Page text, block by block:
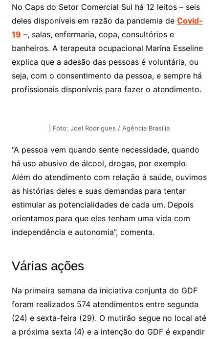
No Caps do Setor Comercial Sul há 12 leitos – seis
deles disponíveis em razão da pandemia de Covid-
19 –, salas, enfermaria, copa, consultórios e
banheiros. A terapeuta ocupacional Marina Esseline
explica que a adesão das pessoas é voluntária, ou
seja, com o consentimento da pessoa, e sempre há
profissionais disponíveis para fazer o atendimento.
| Foto: Joel Rodrigues / Agência Brasília
“A pessoa vem quando sente necessidade, quando
há uso abusivo de álcool, drogas, por exemplo.
Além do atendimento com relação à saúde, ouvimos
as histórias deles e suas demandas para tentar
estimular as potencialidades de cada um. Depois
orientamos para que eles tenham uma vida com
independência e autonomia”, comenta.
Várias ações
Na primeira semana da iniciativa conjunta do GDF
foram realizados 574 atendimentos entre segunda
(24) e sexta-feira (29). O mutirão segue no local até
a próxima sexta (4) e a intenção do GDF é expandir